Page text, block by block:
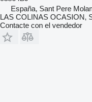
España, Sant Pere
LAS COLINAS OCASION,
Contacte con el vendedor